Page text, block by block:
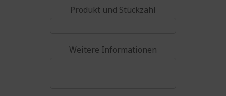
Produkt und Stückzahl
Weitere Informationen